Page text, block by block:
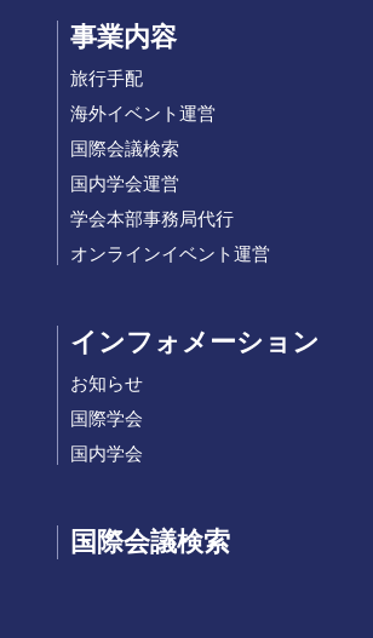
事業内容
旅行手配
海外イベント運営
国際会議検索
国内学会運営
学会本部事務局代行
オンラインイベント運営
インフォメーション
お知らせ
国際学会
国内学会
国際会議検索